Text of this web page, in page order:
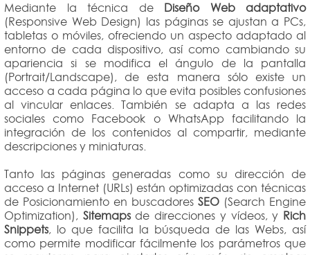
Mediante la técnica de Diseño Web adaptativo
(Responsive Web Design) las páginas se ajustan a PCs,
tabletas o móviles, ofreciendo un aspecto adaptado al
entorno de cada dispositivo, así como cambiando su
apariencia si se modifica el ángulo de la pantalla
(Portrait/Landscape), de esta manera sólo existe un
acceso a cada página lo que evita posibles confusiones
al vincular enlaces. También se adapta a las redes
sociales como Facebook o WhatsApp facilitando la
integración de los contenidos al compartir, mediante
descripciones y miniaturas.
Tanto las páginas generadas como su dirección de
acceso a Internet (URLs) están optimizadas con técnicas
de Posicionamiento en buscadores SEO (Search Engine
Optimization), Sitemapsde direcciones y vídeos, y Rich
Snippets, lo que facilita la búsqueda de las Webs, así
como permite modificar fácilmente los parámetros que